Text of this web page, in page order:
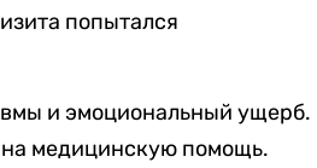
попытался
и эмоциональный ущерб.
медицинскую помощь.